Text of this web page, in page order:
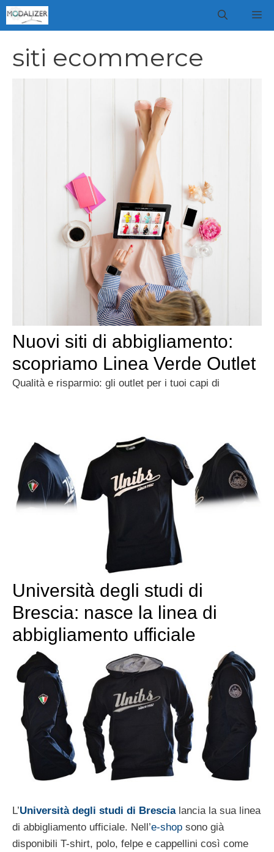
Vai
al
siti ecommerce
Nuovi siti di abbigliamento:
scopriamo Linea Verde Outlet
Qualità e risparmio: gli outlet per i tuoi capi di
Università degli studi di
Brescia: nasce la linea di
abbigliamento ufficiale
L’Università degli studi di Brescialancia la sua linea
di abbigliamento ufficiale. Nell’e-shop sono già
disponibili T-shirt, polo, felpe e cappellini così come